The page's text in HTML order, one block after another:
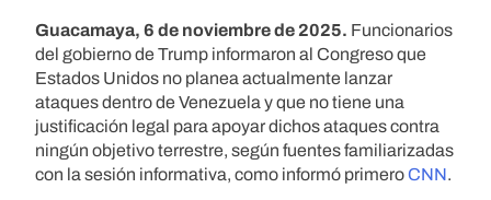
Guacamaya, 6 de noviembre de 2025. Funcionarios
del gobierno de Trump informaron al Congreso que
Estados Unidos no planea actualmente lanzar
ataques dentro de Venezuela y que no tiene una
justificación legal para apoyar dichos ataques contra
ningún objetivo terrestre, según fuentes familiarizadas
con la sesión informativa, como informó primeroCNN.